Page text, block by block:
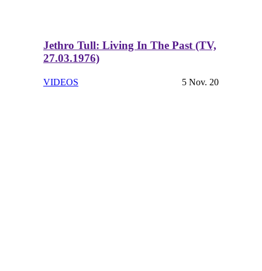
Jethro Tull: Living In The Past (TV,
27.03.1976)
VIDEOS 5 Nov. 20